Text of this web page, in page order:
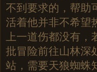
不到要求的，帮助
活着他并非不希望
上一道伤都没有，
批冒险前往山林深
站，需要天狼蜘蛛